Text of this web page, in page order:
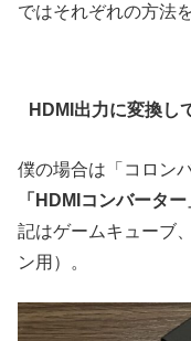
ではそれぞれの方法
HDMI出力に変換し
僕の場合は「コロン
「HDMIコンバータ
記はゲームキューブ
ン用）。